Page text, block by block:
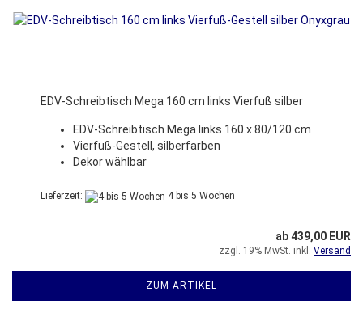
EDV-Schreibtisch Mega 160 cm links Vierfuß silber
EDV-Schreibtisch Mega links 160 x 80/120 cm
Vierfuß-Gestell, silberfarben
Dekor wählbar
Lieferzeit: 4 bis 5 Wochen
ab 439,00 EUR
zzgl. 19% MwSt. inkl. Versand
ZUM ARTIKEL